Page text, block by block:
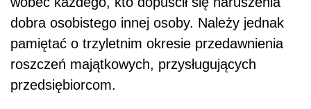
dobra osobistego innej osoby. Należy jednak
pamiętać o trzyletnim okresie przedawnienia
roszczeń majątkowych, przysługujących
przedsiębiorcom.